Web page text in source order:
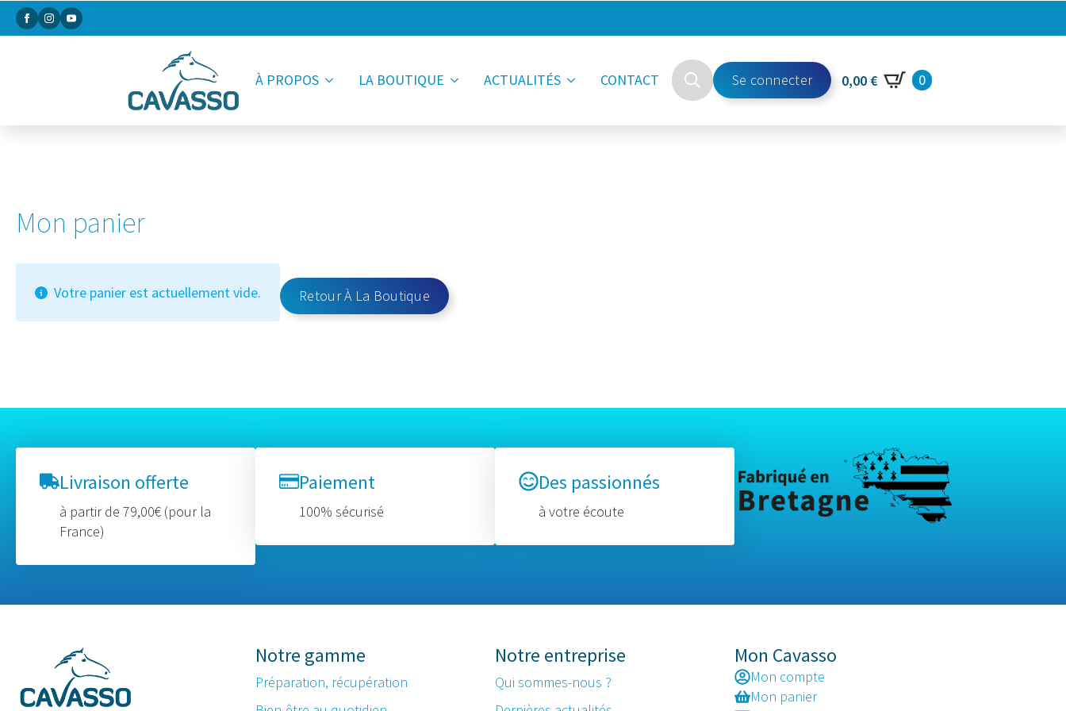
À PROPOS LA BOUTIQUE ACTUALITÉS
CONTACT
for:
Se connecter 0,00 € 0
Mon panier
Votre panier est actuellement vide. Retour À La Boutique
Livraison offerte
à partir de 79,00€ (pour la
France)
Paiement
100% sécurisé
Des passionnés
à votre écoute
Notre gamme
Préparation, récupération
Notre entreprise
Qui sommes-nous ?
Mon Cavasso
Mon compte
Mon panier